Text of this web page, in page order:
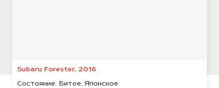
Subaru Forester, 2016
Состояние: Битое, Японское